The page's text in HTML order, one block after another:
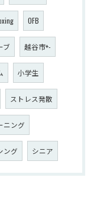
OFB
ブ 越谷市+-
小学生
ストレス発散
ニング
ング シニア